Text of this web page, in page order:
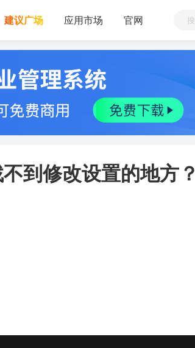
建议广场 应用市场 官网
到修改设置的地方？